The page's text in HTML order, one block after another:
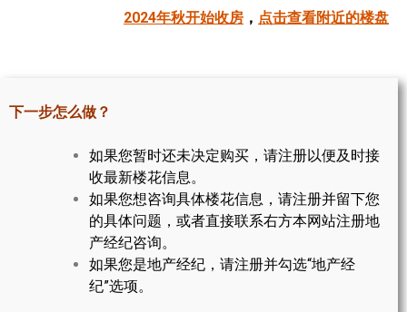
楼花地图
楼花转让专区
多伦多市中心楼花项目
怡陶碧谷社区介绍
2024年秋开始收房 ， 点击查看附近的楼盘
下一步怎么做？
如果您暂时还未决定购买，请注册以便及时接
收最新楼花信息。
如果您想咨询具体楼花信息，请注册并留下您
的具体问题，或者直接联系右方本网站注册地
产经纪咨询。
如果您是地产经纪，请注册并勾选“地产经
纪”选项。